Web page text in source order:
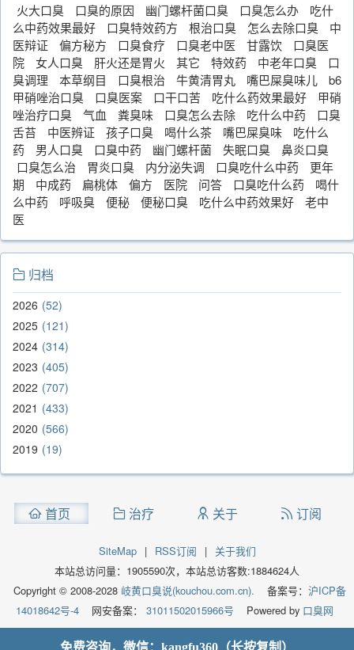
火大口臭 口臭的原因 幽门螺杆菌口臭 口臭怎么办
吃什
么中药效果最好
口臭特效药方 根治口臭 怎么去除口臭
中
医辩证
偏方秘方 口臭食疗 口臭老中医 甘露饮
口臭医
院
女人口臭 肝火还是胃火 其它 特效药 中老年口臭
口
臭调理
本草纲目 口臭根治 牛黄清胃丸 嘴巴屎臭味儿
b6
甲硝唑治口臭
口臭医案 口干口苦 吃什么药效果最好
甲硝
唑治疗口臭
气血 粪臭味 口臭怎么去除 吃什么中药
口臭
舌苔
中医辨证 孩子口臭 喝什么茶 嘴巴屎臭味
吃什么
药
男人口臭 口臭中药 幽门螺杆菌 失眠口臭
鼻炎口臭
口臭怎么治
胃炎口臭 内分泌失调 口臭吃什么中药
更年
期
中成药 扁桃体 偏方 医院 问答 口臭吃什么药
喝什
么中药
呼吸臭 便秘 便秘口臭 吃什么中药效果好
老中
医
归档
2026 52
2025 121
2024 314
2023 405
2022 707
2021
433
2020 566
2019 19
首页 治疗 关于 订阅
SiteMap | RSS订阅 |
关于我们
本站总访问量： 1905590次，本站总访客数:1884624人
Copyright © 2008-2028 岐黄口臭说(kouchou.com.cn). 备案号： 沪ICP备
14018642号-4
网安备案： 31011502015966号 Powered by 口臭网
免费咨询，微信：kangfu360（长按复制）